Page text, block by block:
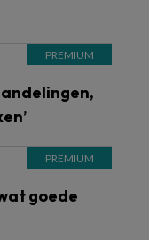
goede